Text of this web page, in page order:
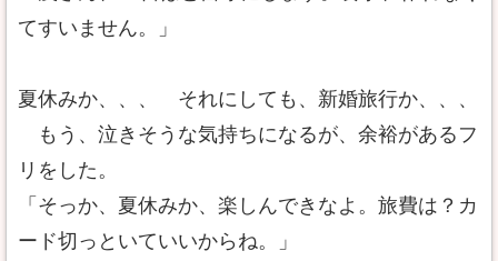
てすいません。」
夏休みか、、、 それにしても、新婚旅行か、、、
もう、泣きそうな気持ちになるが、余裕があるフ
リをした。
「そっか、夏休みか、楽しんできなよ。旅費は？カ
ード切っといていいからね。」